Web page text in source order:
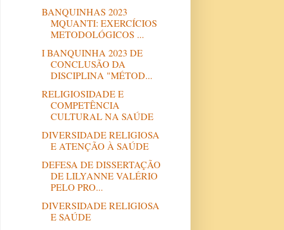
BANQUINHAS 2023
MQUANTI: EXERCÍCIOS
METODOLÓGICOS ...
I BANQUINHA 2023 DE
CONCLUSÃO DA
DISCIPLINA "MÉTOD...
RELIGIOSIDADE E
COMPETÊNCIA
CULTURAL NA SAÚDE
DIVERSIDADE RELIGIOSA
E ATENÇÃO À SAÚDE
DEFESA DE DISSERTAÇÃO
DE LILYANNE VALÉRIO
PELO PRO...
DIVERSIDADE RELIGIOSA
E SAÚDE